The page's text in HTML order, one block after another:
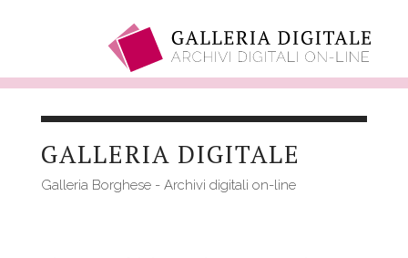
contenutoGALLERIA DIGITALE
Galleria Borghese - Archivi digitali on-line